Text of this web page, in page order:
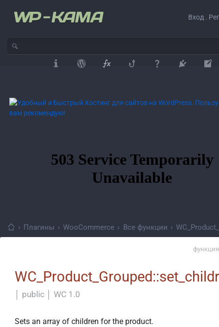
Вход .
› Плагины › WooCommerce › Все функции ›
public WC 1.0
Sets an array of children for the product.